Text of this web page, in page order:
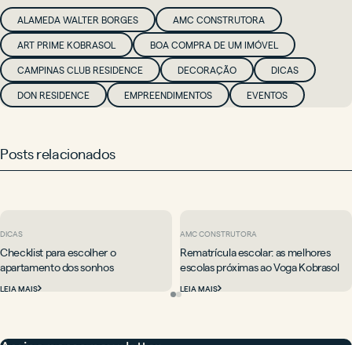
ALAMEDA WALTER BORGES
AMC CONSTRUTORA
ART PRIME KOBRASOL
BOA COMPRA DE UM IMÓVEL
CAMPINAS CLUB RESIDENCE
DECORAÇÃO
DICAS
DON RESIDENCE
EMPREENDIMENTOS EVENTOS
Posts relacionados
DICAS
Checklist para escolher o
apartamento dos sonhos
LEIA MAIS
AMC CONSTRUTORA
Rematrícula escolar: as melhores
escolas próximas ao Voga Kobrasol
LEIA MAIS